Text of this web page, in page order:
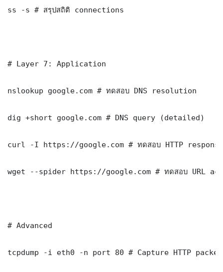
ss -s # สรุปสถิติ connections
# Layer 7: Application
nslookup google.com # ทดสอบ DNS resolution
dig +short google.com # DNS query (detailed)
curl -I https://google.com # ทดสอบ HTTP
wget --spider https://google.com # ทดสอบ URL
# Advanced
tcpdump -i eth0 -n port 80 # Capture HTTP